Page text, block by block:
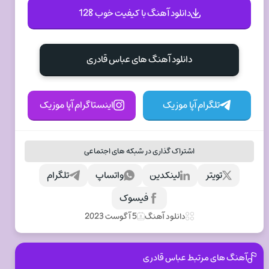
دانلود آهنگ با کیفیت خوب 128
دانلود آهنگ های عباس قادری
تلگرام آپا موزیک اینستاگرام آپا موزیک
اشتراک گذاری در شبکه های اجتماعی
تلگرام واتساپ لینکدین
تویتر
فیسوک
دانلود آهنگ 5 آگوست 2023
آهنگ های مرتبط عباس قادری